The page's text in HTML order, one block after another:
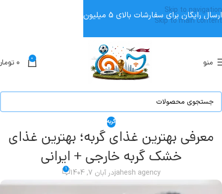
Skip to navigation
Skip to main content
منو 0 ۰
گربه
معرفی بهترین غذای گربه؛ بهترین غذای
خشک گربه خارجی + ایرانی
jahesh agencyدر آبان 7, 1404 1
ارسال رایگان برای سفارشات بالای 5 میلیون